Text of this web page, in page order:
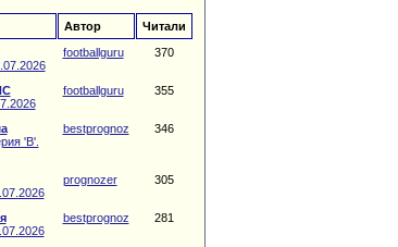
Автор
Читали
footballguru 370
footballguru 355
'B'.
bestprognoz 346
prognozer 305
bestprognoz 281